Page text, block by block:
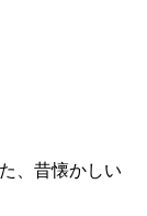
、昔懐かしい